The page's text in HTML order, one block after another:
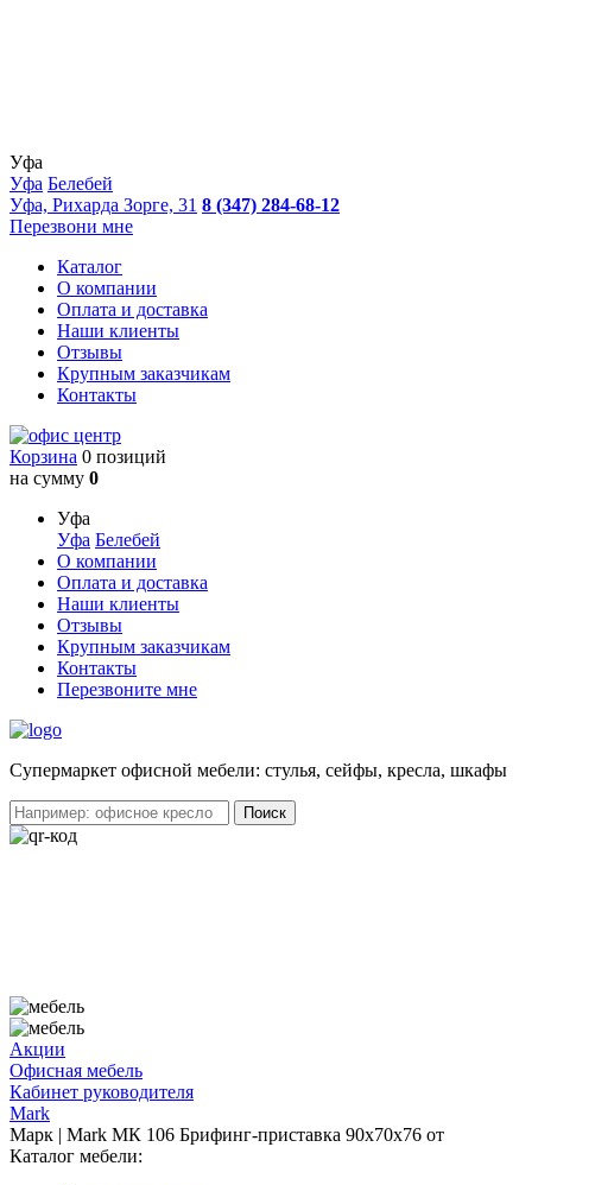
Уфа
Уфа Белебей
Уфа, Рихарда Зорге, 31 8 (347) 284-68-12
Перезвони мне
Каталог
О компании
Оплата и доставка
Наши клиенты
Отзывы
Крупным заказчикам
Контакты
Корзина 0 позиций
на сумму 0
Уфа
Уфа Белебей
О компании
Оплата и доставка
Наши клиенты
Отзывы
Крупным заказчикам
Контакты
Перезвоните мне
Cупермаркет офисной мебели: стулья, сейфы, кресла, шкафы
Акции
Офисная мебель
Кабинет руководителя
Mark
Марк | Mark МК 106 Брифинг-приставка 90x70x76 от
Каталог мебели: